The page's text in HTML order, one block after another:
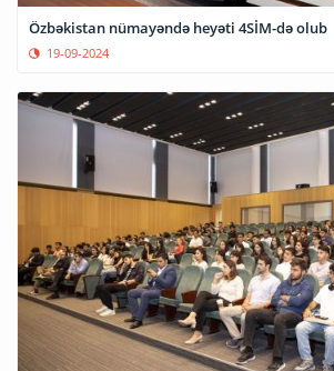
Özbəkistan nümayəndə heyəti 4SİM-də olub
19-09-2024